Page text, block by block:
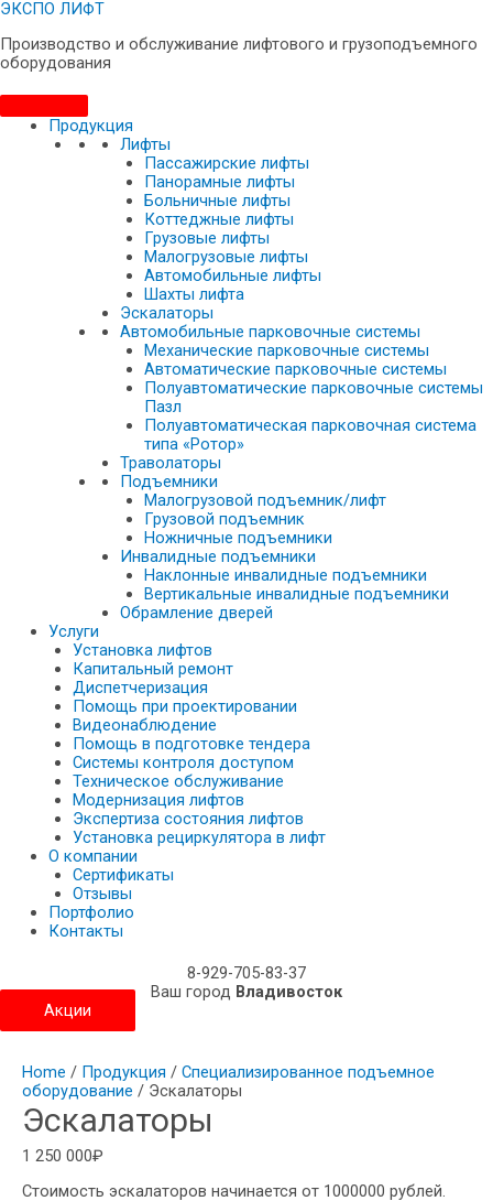
ЭКСПО ЛИФТ
Производство и обслуживание лифтового и грузоподъемного
оборудования
Продукция
Лифты
Пассажирские лифты
Панорамные лифты
Больничные лифты
Коттеджные лифты
Грузовые лифты
Малогрузовые лифты
Автомобильные лифты
Шахты лифта
Эскалаторы
Автомобильные парковочные системы
Механические парковочные системы
Автоматические парковочные системы
Полуавтоматические парковочные системы
Пазл
Полуавтоматическая парковочная система
типа «Ротор»
Траволаторы
Подъемники
Малогрузовой подъемник/лифт
Грузовой подъемник
Ножничные подъемники
Инвалидные подъемники
Наклонные инвалидные подъемники
Вертикальные инвалидные подъемники
Обрамление дверей
Услуги
Установка лифтов
Капитальный ремонт
Диспетчеризация
Помощь при проектировании
Видеонаблюдение
Помощь в подготовке тендера
Системы контроля доступом
Техническое обслуживание
Модернизация лифтов
Экспертиза состояния лифтов
Установка рециркулятора в лифт
О компании
Сертификаты
Отзывы
Портфолио
Контакты
8-929-705-83-37
Ваш город Владивосток
Акции
Home / Продукция / Специализированное подъемное
оборудование / Эскалаторы
Эскалаторы
1 250 000₽
Стоимость эскалаторов начинается от 1000000 рублей.